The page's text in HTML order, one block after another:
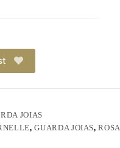
JOIAS
,GUARDA JOIAS,ROSA